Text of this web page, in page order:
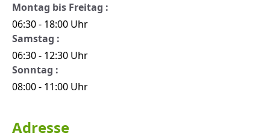
Montag bis Freitag :
06:30 - 18:00 Uhr
Samstag :
06:30 - 12:30 Uhr
Sonntag :
08:00 - 11:00 Uhr
Adresse